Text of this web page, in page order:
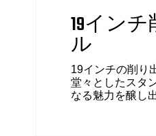
19イン
ル
19インチの削り
堂々としたスタ
なる魅力を醸し